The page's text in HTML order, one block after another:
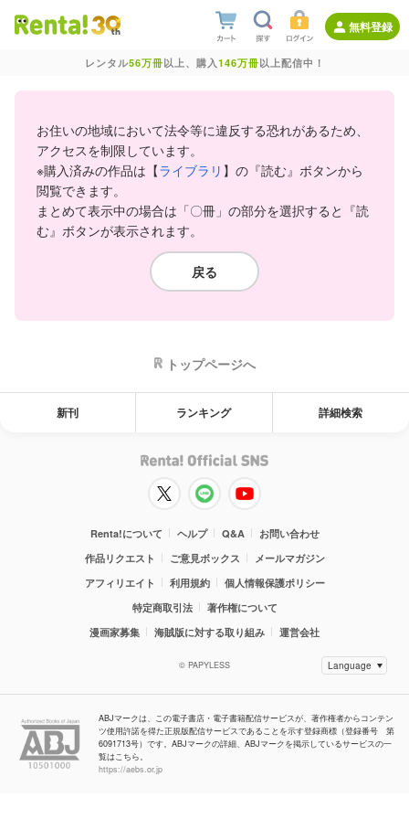
無料登録
レンタル56万冊以上、購入146万冊以上配信中！
お住いの地域において法令等に違反する恐れがあるため、
アクセスを制限しています。
※購入済みの作品は【ライブラリ 】の『読む』ボタンから
閲覧できます。
まとめて表示中の場合は「〇冊」の部分を選択すると『読
む』ボタンが表示されます。
戻る
トップページへ
新刊 ランキング 詳細検索
Renta!について ヘルプ Q&A
お問い合わせ
作品リクエスト
ご意見ボックス
メールマガジン
アフィリエイト
利用規約
個人情報保護ポリシー
特定商取引法
著作権について
漫画家募集
海賊版に対する取り組み 運営会社
© PAPYLESS
ABJマークは、この電子書店・電子書籍配信サービスが、著作権者からコンテン
ツ使用許諾を得た正規版配信サービスであることを示す登録商標（登録番号 第
6091713号）です。ABJマークの詳細、ABJマークを掲示しているサービスの一
覧はこちら。
https://aebs.or.jp